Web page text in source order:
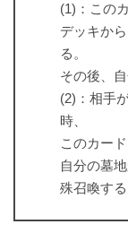
(1)：この
デッキか
る。
その後、
(2)：相手
時、
このカー
自分の墓
殊召喚する